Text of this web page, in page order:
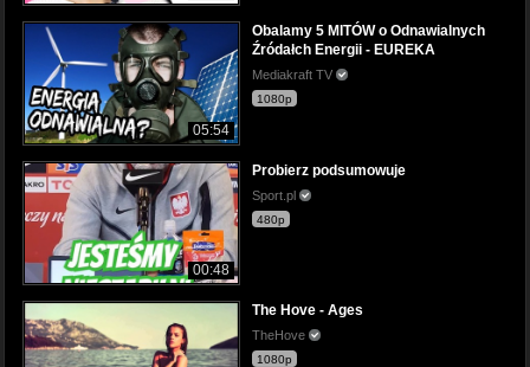
05:54
Obalamy 5 MITÓW o Odnawialnych
Źródałch Energii - EUREKA
Mediakraft TV
1080p
00:48
Probierz podsumowuje
Sport.pl
480p
The Hove - Ages
TheHove
1080p